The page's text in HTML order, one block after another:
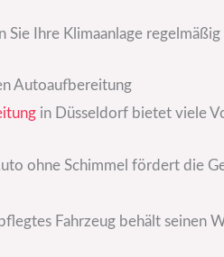
Sie Ihre Klimaanlage
Autoaufbereitung
in Düsseldorf bietet viele
ohne Schimmel fördert die
Fahrzeug behält seinen